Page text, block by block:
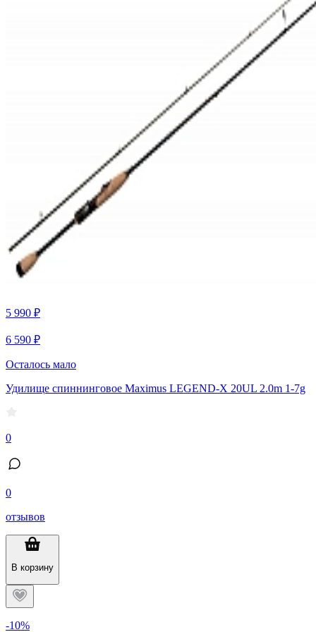
5 990 ₽
6 590 ₽
Осталось мало
Удилище спиннинговое Maximus LEGEND-X 20UL 2.0m 1-7g
0
0
отзывов
В корзину
-10%